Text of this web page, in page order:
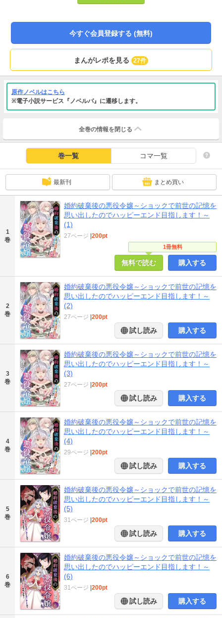
今すぐ会員登録する (無料)
まんがレポを見る 27件
原作ノベルはこちら
※電子小説サービス『ノベルバ』に遷移します。
全巻の情報を 閉じる
巻一覧 コマ一覧
最新刊 まとめ買い
1
巻
婚約破棄後の悪役令嬢～ショックで前世の記憶を
思い出したのでハッピーエンド目指します！～
(1)
1冊無料
27ページ |200pt
無料で読む 購入する
2
巻
婚約破棄後の悪役令嬢～ショックで前世の記憶を
思い出したのでハッピーエンド目指します！～
(2)
27ページ |200pt
試し読み 購入する
3
巻
婚約破棄後の悪役令嬢～ショックで前世の記憶を
思い出したのでハッピーエンド目指します！～
(3)
27ページ |200pt
試し読み 購入する
4
巻
婚約破棄後の悪役令嬢～ショックで前世の記憶を
思い出したのでハッピーエンド目指します！～
(4)
29ページ |200pt
試し読み 購入する
5
巻
婚約破棄後の悪役令嬢～ショックで前世の記憶を
思い出したのでハッピーエンド目指します！～
(5)
31ページ |200pt
試し読み 購入する
6
巻
婚約破棄後の悪役令嬢～ショックで前世の記憶を
思い出したのでハッピーエンド目指します！～
(6)
31ページ |200pt
試し読み 購入する